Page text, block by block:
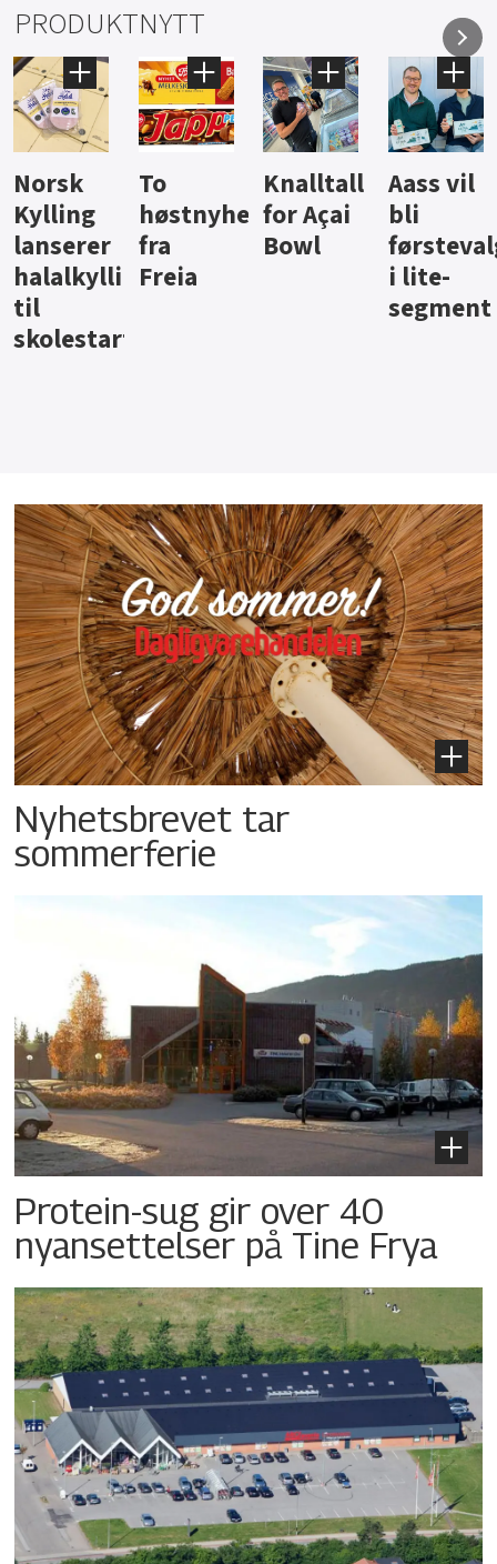
PRODUKTNYTT
Knalltall
for Açai
Bowl
Aass vil
bli
førstevalg
i lite-
Brus og
jus fra
Berentsen
Hard
iste fra
Hansa
Nyhetsbrevet tar
sommerferie
Protein-sug gir over 40
nyansettelser på Tine Frya